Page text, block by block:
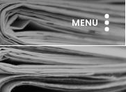
MENU